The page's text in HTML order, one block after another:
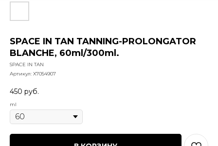
SPACE IN TAN TANNING-PROLONGATOR
BLANCHE, 60ml/300ml.
SPACE IN TAN
Артикул: X7054907
450 руб.
ml